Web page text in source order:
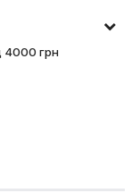
4000 грн